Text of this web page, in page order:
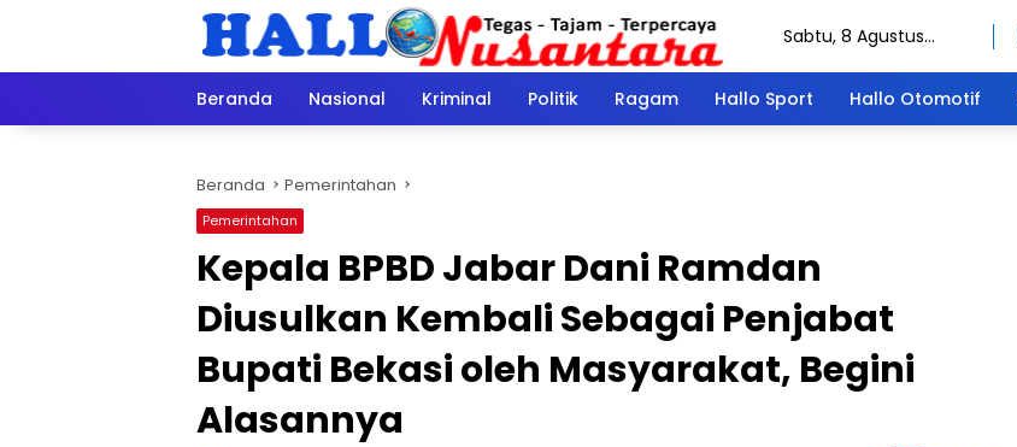
Sabtu, 8 Agustus
Beranda
Nasional Kriminal Politik Ragam Hallo Sport Hallo Otomotif
Beranda Pemerintahan
Pemerintahan
Kepala BPBD Jabar Dani Ramdan
Diusulkan Kembali Sebagai Penjabat
Bupati Bekasi oleh Masyarakat, Begini
Alasannya